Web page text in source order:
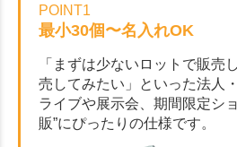
POINT1
最小30個〜名入れOK
「まずは少ないロットで販売
売してみたい」といった法人
ライブや展示会、期間限定シ
販”にぴったりの仕様です。